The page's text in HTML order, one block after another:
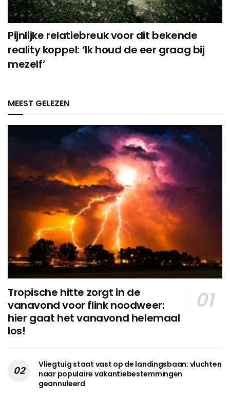
Pijnlijke relatiebreuk voor dit bekende
reality koppel: ‘Ik houd de eer graag bij
mezelf’
MEEST GELEZEN
Tropische hitte zorgt in de
vanavond voor flink noodweer:
hier gaat het vanavond helemaal
los!
Vliegtuig staat vast op de landingsbaan: vluchten
naar populaire vakantiebestemmingen
geannuleerd